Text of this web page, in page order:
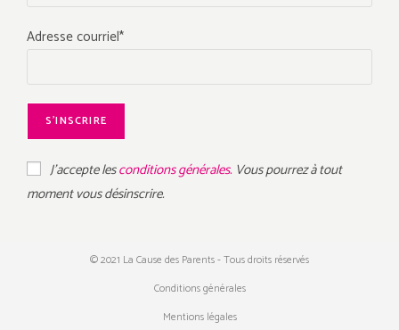
Adresse courriel*
J'accepte lesconditions générales. Vous pourrez à tout
moment vous désinscrire.
© 2021 La Cause des Parents - Tous droits réservés
Conditions générales
Mentions légales